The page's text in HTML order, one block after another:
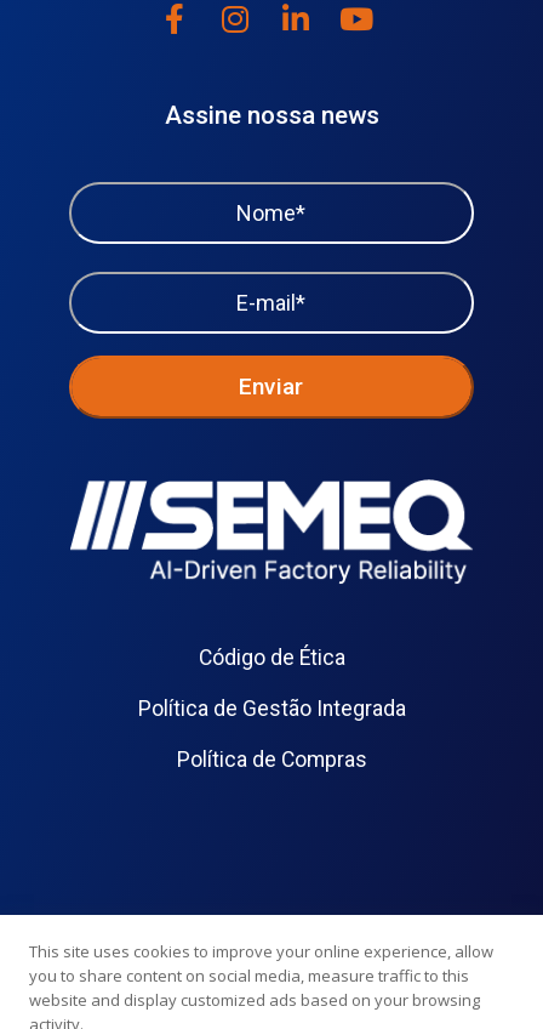
Assine nossa news
Código de Ética
Política de Gestão Integrada
Política de Compras
This site uses cookies to improve your online experience, allow
you to share content on social media, measure traffic to this
website and display customized ads based on your browsing
activity.